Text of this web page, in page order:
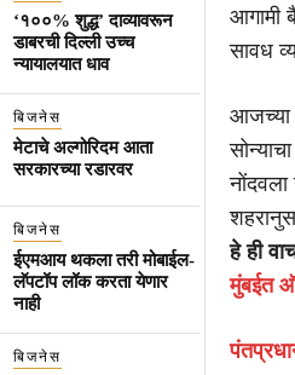
‘१००% शुद्ध’ दाव्यावरून
डाबरची दिल्ली उच्च
न्यायालयात धाव
बिजनेस
मेटाचे अल्गोरिदम आता
सरकारच्या रडारवर
बिजनेस
ईएमआय थकला तरी मोबाईल-
लॅपटॉप लॉक करता येणार
नाही
बिजनेस
आगामी
सावध
आजच्या
हे ही
मुंबईत